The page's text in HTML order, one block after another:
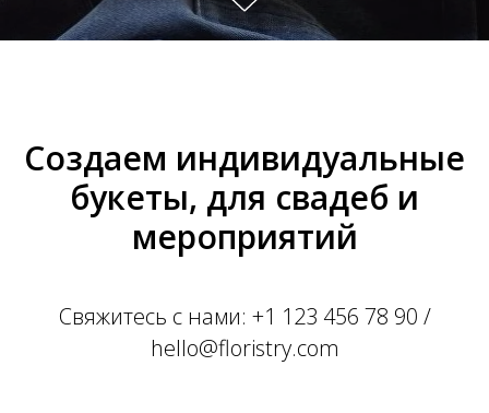
Создаем индивидуальные
букеты, для свадеб и
мероприятий
Свяжитесь с нами: +1 123 456 78 90 /
hello@floristry.com